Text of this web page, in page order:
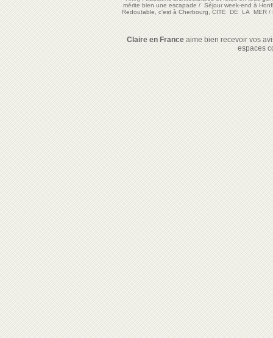
mérite bien une escapade/Séjour week-end à
Redoutable, c'est à Cherbourg, CITE DE LA MER/
Claire en Franceaime bien recevoir vos
espaces